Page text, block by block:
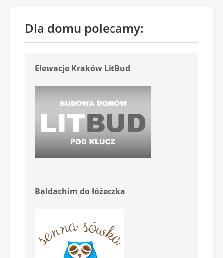
Dla domu polecamy:
Elewacje Kraków LitBud
Baldachim do łóżeczka